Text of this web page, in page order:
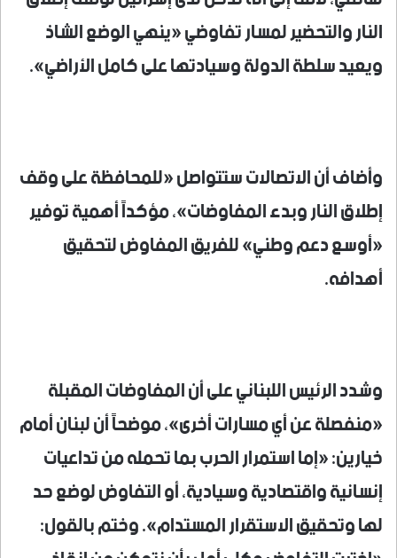
النار والتحضير لمسار تفاوضي «ينهي الوضع الشاذ
ويعيد سلطة الدولة وسيادتها على كامل الأراضي».
وأضاف أن الاتصالات ستتواصل «للمحافظة على وقف
إطلاق النار وبدء المفاوضات»، مؤكداً أهمية توفير
«أوسع دعم وطني» للفريق المفاوض لتحقيق
أهدافه.
وشدد الرئيس اللبناني على أن المفاوضات المقبلة
«منفصلة عن أي مسارات أخرى»، موضحاً أن لبنان أمام
خيارين: «إما استمرار الحرب بما تحمله من تداعيات
إنسانية واقتصادية وسيادية، أو التفاوض لوضع حد
لها وتحقيق الاستقرار المستدام». وختم بالقول: